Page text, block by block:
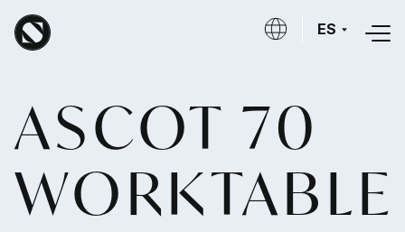
Skip to main content
ES
ASCOT 70
WORKTABLE